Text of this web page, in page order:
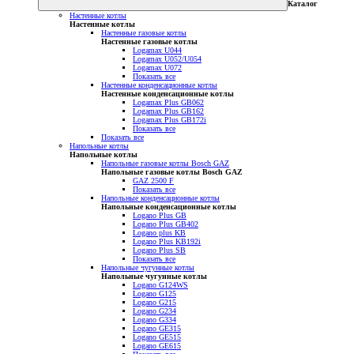
Каталог
Настенные котлы
Настенные котлы
Настенные газовые котлы
Настенные газовые котлы
Logamax U044
Logamax U052/U054
Logamax U072
Показать все
Настенные конденсационные котлы
Настенные конденсационные котлы
Logamax Plus GB062
Logamax Plus GB162
Logamax Plus GB172i
Показать все
Показать все
Напольные котлы
Напольные котлы
Напольные газовые котлы Bosch GAZ
Напольные газовые котлы Bosch GAZ
GAZ 2500 F
Показать все
Напольные конденсационные котлы
Напольные конденсационные котлы
Logano Plus GB
Logano Plus GB402
Logano plus KB
Logano Plus KB192i
Logano Plus SB
Показать все
Напольные чугунные котлы
Напольные чугунные котлы
Logano G124WS
Logano G125
Logano G215
Logano G234
Logano G334
Logano GE315
Logano GE515
Logano GE615